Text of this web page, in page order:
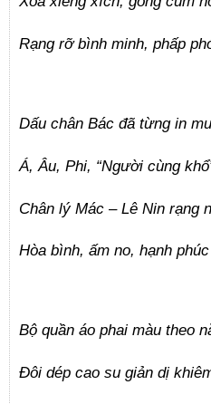
Rạng rỡ bình minh, phấp
Dấu chân Bác đã từng in
Á, Âu, Phi, “Người cùng
Chân lý Mác – Lê Nin rạng
Hòa bình, ấm no, hạnh
Bộ quần áo phai màu theo
Đôi dép cao su giản dị